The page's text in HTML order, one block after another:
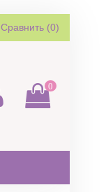
Сравнить (0)
0